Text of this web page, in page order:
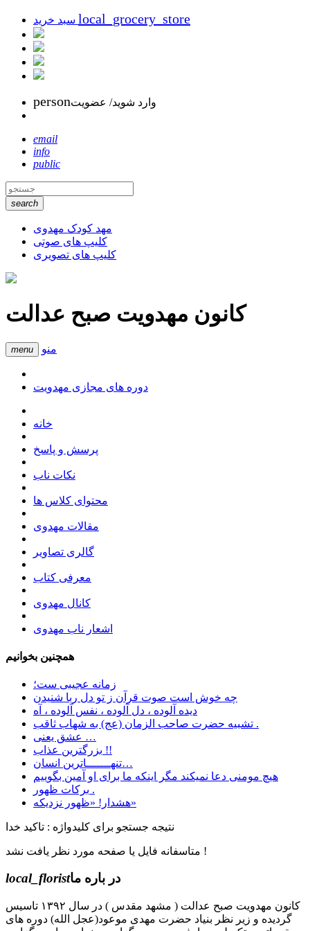
local_grocery_store
personوارد شوید/ عضویت
email
info
public
search
مهد کودک مهدوی
کلیپ های صوتی
کلیپ های تصویری
کانون مهدویت صبح عدالت
menu منو
دوره های مجازی مهدویت
خانه
پرسش و پاسخ
نکات ناب
محتوای کلاس ها
مقالات مهدوی
گالری تصاویر
معرفی کتاب
کانال مهدوی
اشعار ناب مهدوی
همچنین بخوانیم
زمانه عجیبی ست؛
چه خوش است صوت قرآن ز تو دل ربا شنیدن
دیده آلوده ، دل آلوده ، نفس آلوده ، آه
تشبیه حضرت صاحب الزمان (عج) به شهاب ثاقب .
عشق یعنی …
بزرگترین عذاب !!
تنهـــــــاترین انسان…
هیچ مومنی دعا نمیکند مگر اینکه ما برای او آمین بگوییم
برکات ظهور .
هشدار! «ظهور نزدیکه»
نتیجه جستجو برای کلیدواژه : تاکید خدا
متاسفانه فایل یا صفحه مورد نظر یافت نشد !
local_floristدر باره ما
کانون مهدویت صبح عدالت ( مشهد مقدس ) در سال ۱۳۹۲ تاسیس
گردیده و زیر نظر بنیاد حضرت مهدی موعود(عجل الله) دوره های